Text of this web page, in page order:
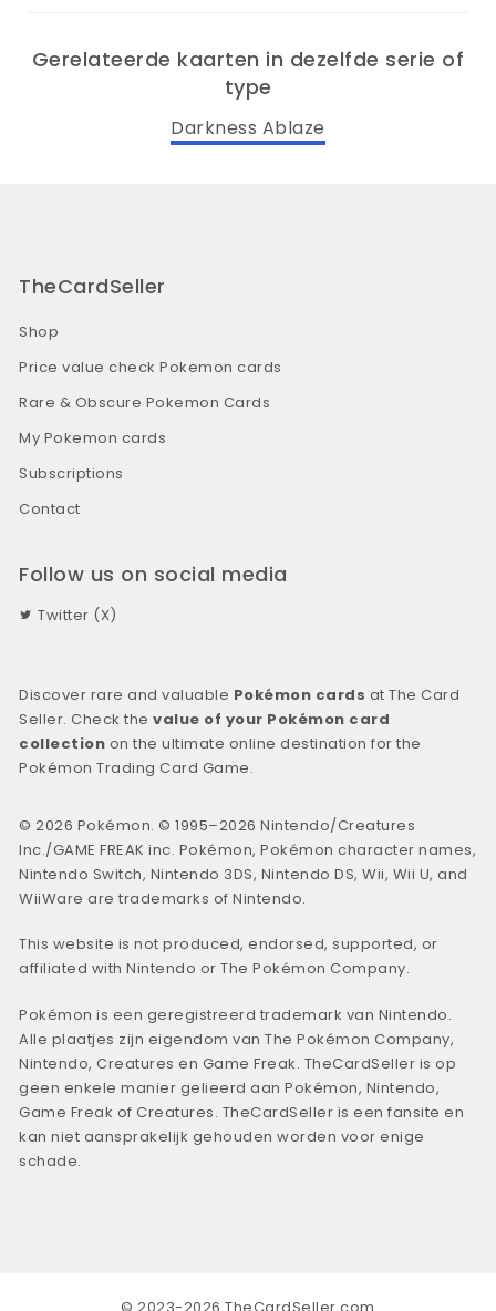
Gerelateerde kaarten in dezelfde serie of
type
Darkness Ablaze
TheCardSeller
Shop
Price value check Pokemon cards
Rare & Obscure Pokemon Cards
My Pokemon cards
Subscriptions
Contact
Follow us on social media
Twitter (X)
Discover rare and valuable Pokémon cards at The Card
Seller. Check thevalue of your Pokémon card
collection on the ultimate online destination for the
Pokémon Trading Card Game.
© 2026 Pokémon. © 1995–2026 Nintendo/Creatures
Inc./GAME FREAK inc. Pokémon, Pokémon character names,
Nintendo Switch, Nintendo 3DS, Nintendo DS, Wii, Wii U, and
WiiWare are trademarks of Nintendo.
This website is not produced, endorsed, supported, or
affiliated with Nintendo or The Pokémon Company.
Pokémon is een geregistreerd trademark van Nintendo.
Alle plaatjes zijn eigendom van The Pokémon Company,
Nintendo, Creatures en Game Freak. TheCardSeller is op
geen enkele manier gelieerd aan Pokémon, Nintendo,
Game Freak of Creatures. TheCardSeller is een fansite en
kan niet aansprakelijk gehouden worden voor enige
schade.
© 2023-2026 TheCardSeller.com